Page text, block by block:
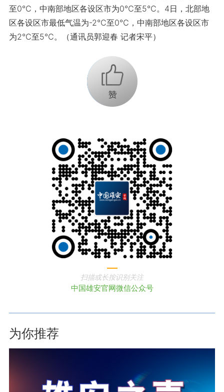
至0℃，中南部地区各设区市为0℃至5℃。4日，北部地
区各设区市最低气温为-2℃至0℃，中南部地区各设区市
为2℃至5℃。（通讯员郭迎春 记者宋平）
+1
扫描或长按识别关注
中国雄安官网微信公众号
为你推荐